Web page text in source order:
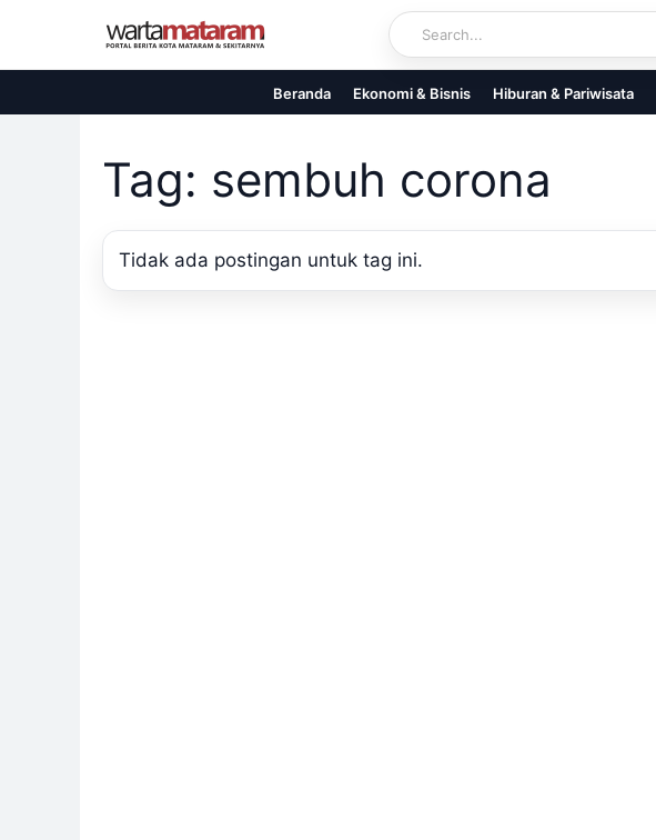
content
Beranda Ekonomi & Bisnis Hiburan & Pariwisata
Tag: sembuh corona
Tidak ada postingan untuk tag ini.